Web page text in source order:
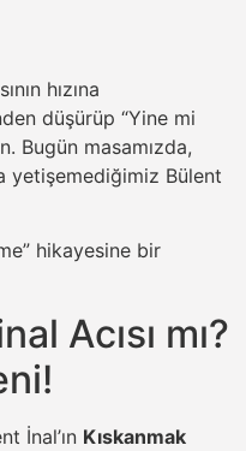
hızına
düşürüp “Yine mi
Bugün masamızda,
yetişemediğimiz Bülent
hikayesine bir
Acısı mı?
İnal’ın Kıskanmak